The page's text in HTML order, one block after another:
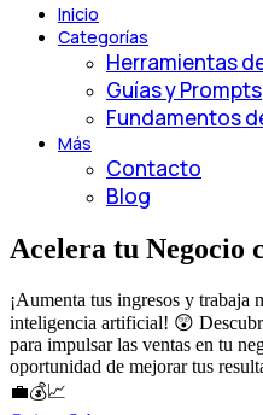
Inicio
Categorías
Herramientas
Guías y Prompts
Fundamentos
Más
Contacto
Blog
Acelera tu Negocio
¡Aumenta tus ingresos y trabaja
inteligencia artificial! 😲
para impulsar las ventas en tu
oportunidad de mejorar tus
💼💰📈